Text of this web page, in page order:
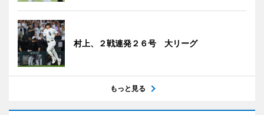
村上、２戦連発２６号 大リーグ
もっと見る